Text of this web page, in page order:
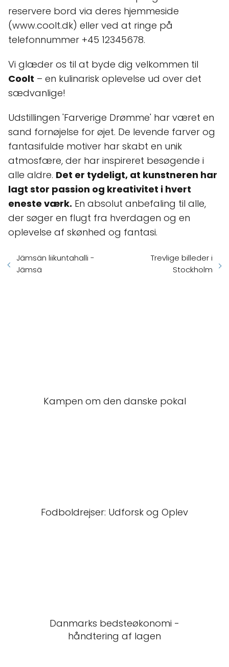
reservere bord via deres hjemmeside
(www.coolt.dk) eller ved at ringe på
telefonnummer +45 12345678.
Vi glæder os til at byde dig velkommen til
Coolt – en kulinarisk oplevelse ud over det
sædvanlige!
Udstillingen 'Farverige Drømme' har været en
sand fornøjelse for øjet. De levende farver og
fantasifulde motiver har skabt en unik
atmosfære, der har inspireret besøgende i
alle aldre. Det er tydeligt, at kunstneren har
lagt stor passion og kreativitet i hvert
eneste værk. En absolut anbefaling til alle,
der søger en flugt fra hverdagen og en
oplevelse af skønhed og fantasi.
Jämsän liikuntahalli -
Jämsä
Trevlige billeder i
Stockholm
Kampen om den danske pokal
Fodboldrejser: Udforsk og Oplev
Danmarks bedsteøkonomi -
håndtering af lagen